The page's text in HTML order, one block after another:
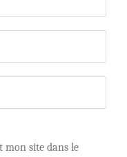
mon site dans le